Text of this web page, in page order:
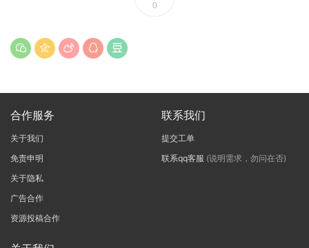
0
合作服务
关于我们
免责申明
关于隐私
广告合作
资源投稿合作
联系我们
提交工单
联系qq客服 (说明需求，勿问在否)